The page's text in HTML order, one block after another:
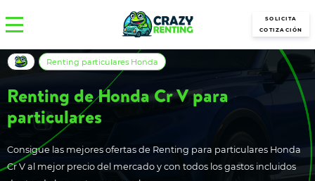
SOLICITA
COTIZACIÓN
Renting de Honda Cr V para
particulares
Consigue las mejores ofertas de Renting para particulares Honda
Cr V al mejor precio del mercado y con todos los gastos incluidos
Renting particulares Honda